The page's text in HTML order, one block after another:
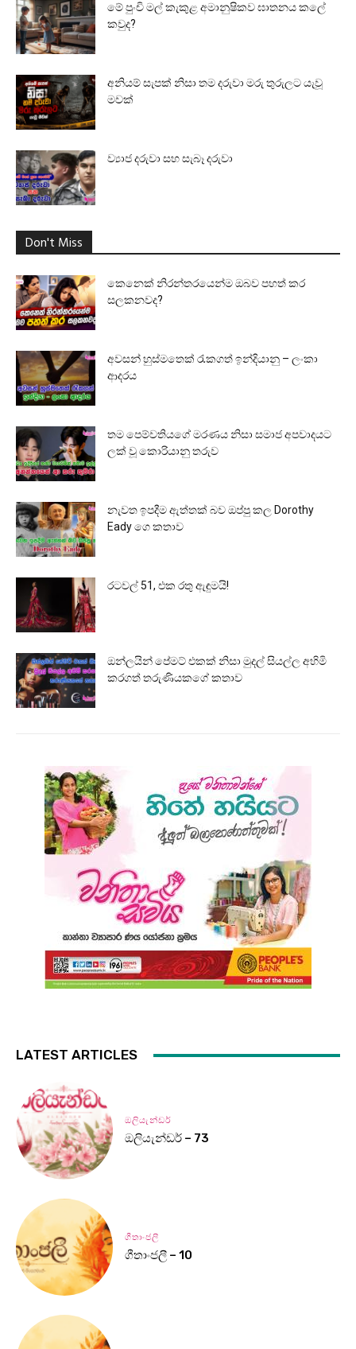
මේ පුංචි මල් කැකුළ අමානුෂිකව ඝාතනය කලේ
කවුද?
අනියම් සැපක් නිසා තම දරුවා මරු තුරුලට යැවූ
මවක්
ව්‍යාජ දරුවා සහ සැබෑ දරුවා
Don't Miss
කෙනෙක් නිරන්තරයෙන්ම ඔබව පහත් කර
සලකනවද?
අවසන් හුස්මතෙක් රැකගත් ඉන්දියානු – ලංකා
ආදරය
තම පෙම්වතියගේ මරණය නිසා සමාජ අපවාදයට
ලක් වූ කොරියානු තරුව
නැවත ඉපදීම ඇත්තක් බව ඔප්පු කල Dorothy
Eady ගෙ කතාව
රටවල් 51, එක රතු ඇඳුමයි!
ඔන්ලයින් පේමට් එකක් නිසා මුදල් සියල්ල අහිමි
කරගත් තරුණියකගේ කතාව
LATEST ARTICLES
ඔලියැන්ඩර්
ඔලියැන්ඩර් – 73
ගීතාංජලී
ගීතාංජලී – 10